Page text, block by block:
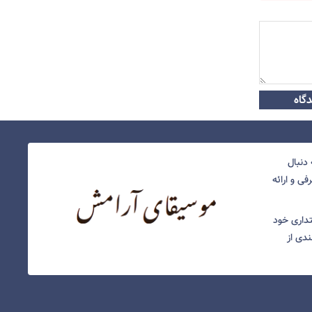
و ارائه
خود
از